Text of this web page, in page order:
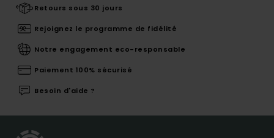
Retours sous 30 jours
Rejoignez le programme de fidélité
Notre engagement eco-responsable
Paiement 100% sécurisé
Besoin d'aide ?